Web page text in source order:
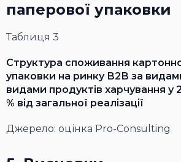
паперової упаковки
Таблиця 3
Структура споживання
упаковки на ринку В2В за
видами продуктів харчування у
% від загальної реалізації
Джерело: оцінка Pro-Consulting